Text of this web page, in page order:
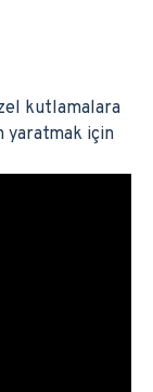
kutlamalara
yaratmak için